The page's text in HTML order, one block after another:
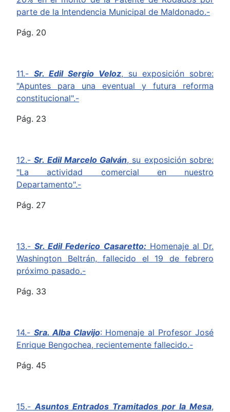
parte de la Intendencia Municipal de Maldonado.-
Pág. 20
11.- Sr. Edil Sergio Veloz, su exposición sobre:
"Apuntes para una eventual y futura reforma
constitucional".-
Pág. 23
12.-Sr. Edil Marcelo Galván, su exposición sobre:
"La actividad comercial en nuestro
Departamento".-
Pág. 27
13.-Sr. Edil Federico Casaretto:Homenaje al Dr.
Washington Beltrán, fallecido el 19 de febrero
próximo pasado.-
Pág. 33
14.- Sra. Alba Clavijo: Homenaje al Profesor José
Enrique Bengochea, recientemente fallecido.-
Pág. 45
15.- Asuntos Entrados Tramitados por la Mesa,